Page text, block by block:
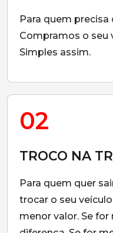
Para quem precisa
Compramos o seu
Simples assim.
02
TROCO NA
Para quem quer
trocar o seu
menor valor. Se